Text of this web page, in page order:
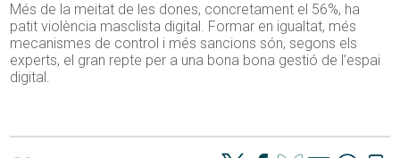
Més de la meitat de les dones, concretament el 56%, ha
patit violència masclista digital. Formar en igualtat, més
mecanismes de control i més sancions són, segons els
experts, el gran repte per a una bona bona gestió de l’espai
digital.